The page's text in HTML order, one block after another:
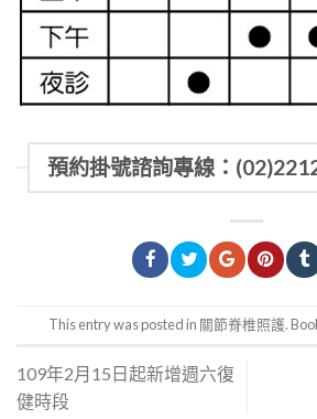
預約掛號諮詢專線：
This entry was posted in 關節脊椎照護.
109年2月15日起新增週六復
健時段